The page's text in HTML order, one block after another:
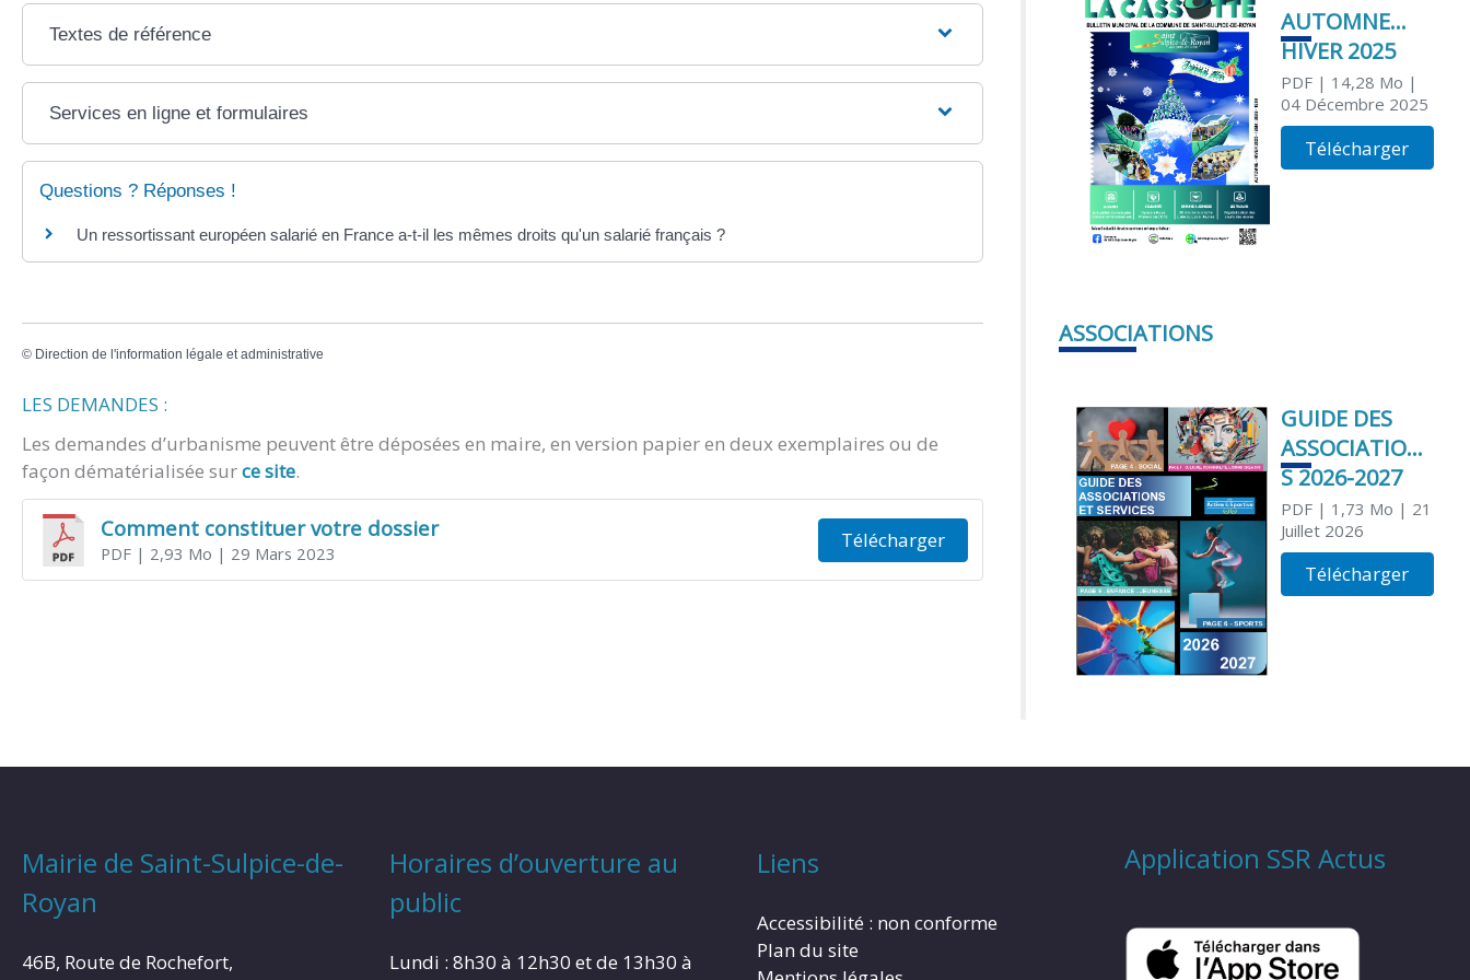
Textes de référence
Services en ligne et formulaires
Questions ? Réponses !
Un ressortissant européen salarié en France a-t-il les mêmes droits qu'un salarié français ?
© Direction de l'information légale et administrative
LES DEMANDES :
Les demandes d’urbanisme peuvent être déposées en maire, en version papier en deux exemplaires ou de
façon dématérialisée surce site.
Comment constituer votre dossier
PDF| 2,93 Mo | 29 Mars 2023
Télécharger
AUTOMNE
HIVER 2025
PDF| 14,28 Mo |
04 Décembre 2025
Télécharger
ASSOCIATIONS
GUIDE DES
ASSOCIATION
S 2026-2027
PDF| 1,73 Mo | 21
Juillet 2026
Télécharger
Mairie de Saint-Sulpice-de-
Royan
46B, Route de Rochefort,
Horaires d’ouverture au
public
Lundi : 8h30 à 12h30 et de 13h30 à
Liens
Accessibilité : non conforme
Plan du site
Application SSR Actus